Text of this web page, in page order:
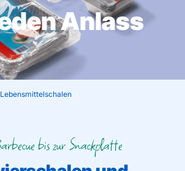
Anlass
Lebensmittelschalen
bis zur Snackplatte